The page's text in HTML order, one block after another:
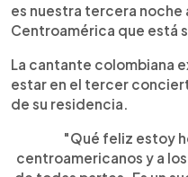
es nuestra tercera noche
Centroamérica que está
La cantante colombiana
estar en el tercer
de su residencia.
"Qué feliz estoy
centroamericanos y a